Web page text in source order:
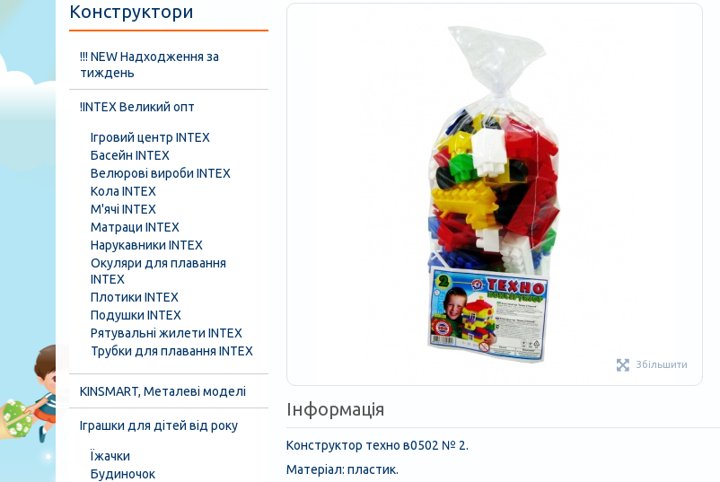
Збільшити
Інформація
Конструктор техно в0502 № 2.
Матеріал: пластик.
Конструктори
!!! NEW Надходження за
тиждень
!INTEX Великий опт
Ігровий центр INTEX
Басейн INTEX
Велюрові вироби INTEX
Кола INTEX
М'ячі INTEX
Матраци INTEX
Нарукавники INTEX
Окуляри для плавання
INTEX
Плотики INTEX
Подушки INTEX
Рятувальні жилети INTEX
Трубки для плавання INTEX
KINSMART, Металеві моделі
Іграшки для дітей від року
Їжачки
Будиночок